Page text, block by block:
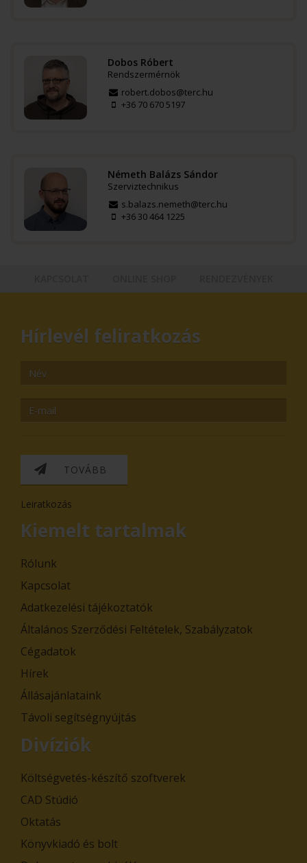
Dobos Róbert
Rendszermérnök
robert.dobos@terc.hu
+36 70 670 5197
Németh Balázs Sándor
Szerviztechnikus
s.balazs.nemeth@terc.hu
+36 30 464 1225
Hírlevél feliratkozás
TOVÁBB
Leiratkozás
Kiemelt tartalmak
Rólunk
Kapcsolat
Adatkezelési tájékoztatók
Általános Szerződési Feltételek, Szabályzatok
Cégadatok
Hírek
Állásajánlataink
Távoli segítségnyújtás
Divíziók
Költségvetés-készítő szoftverek
CAD Stúdió
Oktatás
Könyvkiadó és bolt